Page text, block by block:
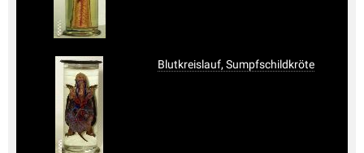
Blutkreislauf, Sumpfschildkröte